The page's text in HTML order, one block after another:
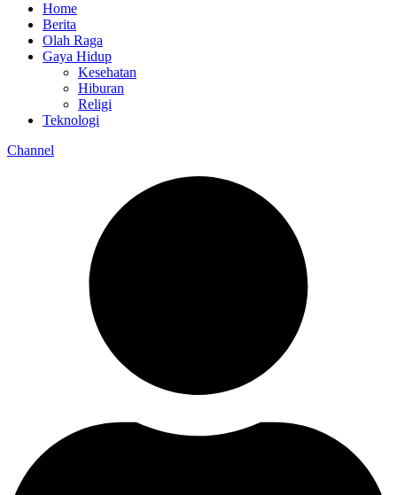
Home
Berita
Olah Raga
Gaya Hidup
Kesehatan
Hiburan
Religi
Teknologi
Channel